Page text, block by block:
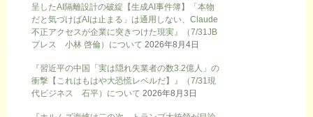
呈したAI隔離設計の破綻【生成AI事件簿】「本物
だと気づけばAIは止まる」は通用しない、Claude
不正アクセスが企業に突きつけた現実』（7/31JB
プレス 小林 啓倫）について 2026年8月4日
『習近平の中国「実は隠れ失業者の数3.2億人」の
衝撃【これはもはや大恐慌レベルだ】』（7/31現
代ビジネス 石平）について 2026年8月3日